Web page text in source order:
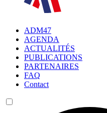
ADM47
AGENDA
ACTUALITÉS
PUBLICATIONS
PARTENAIRES
FAQ
Contact